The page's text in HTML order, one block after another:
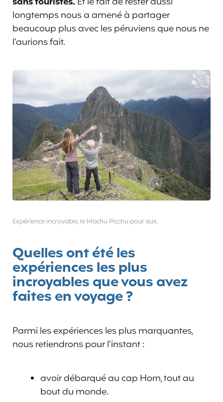
longtemps nous a amené à partager
beaucoup plus avec les péruviens que nous ne
l’aurions fait.
Expérience incroyable, le Machu Picchu pour eux.
Quelles ont été les
expériences les plus
incroyables que vous avez
faites en voyage ?
Parmi les expériences les plus marquantes,
nous retiendrons pour l’instant :
avoir débarqué au cap Horn, tout au
bout du monde.